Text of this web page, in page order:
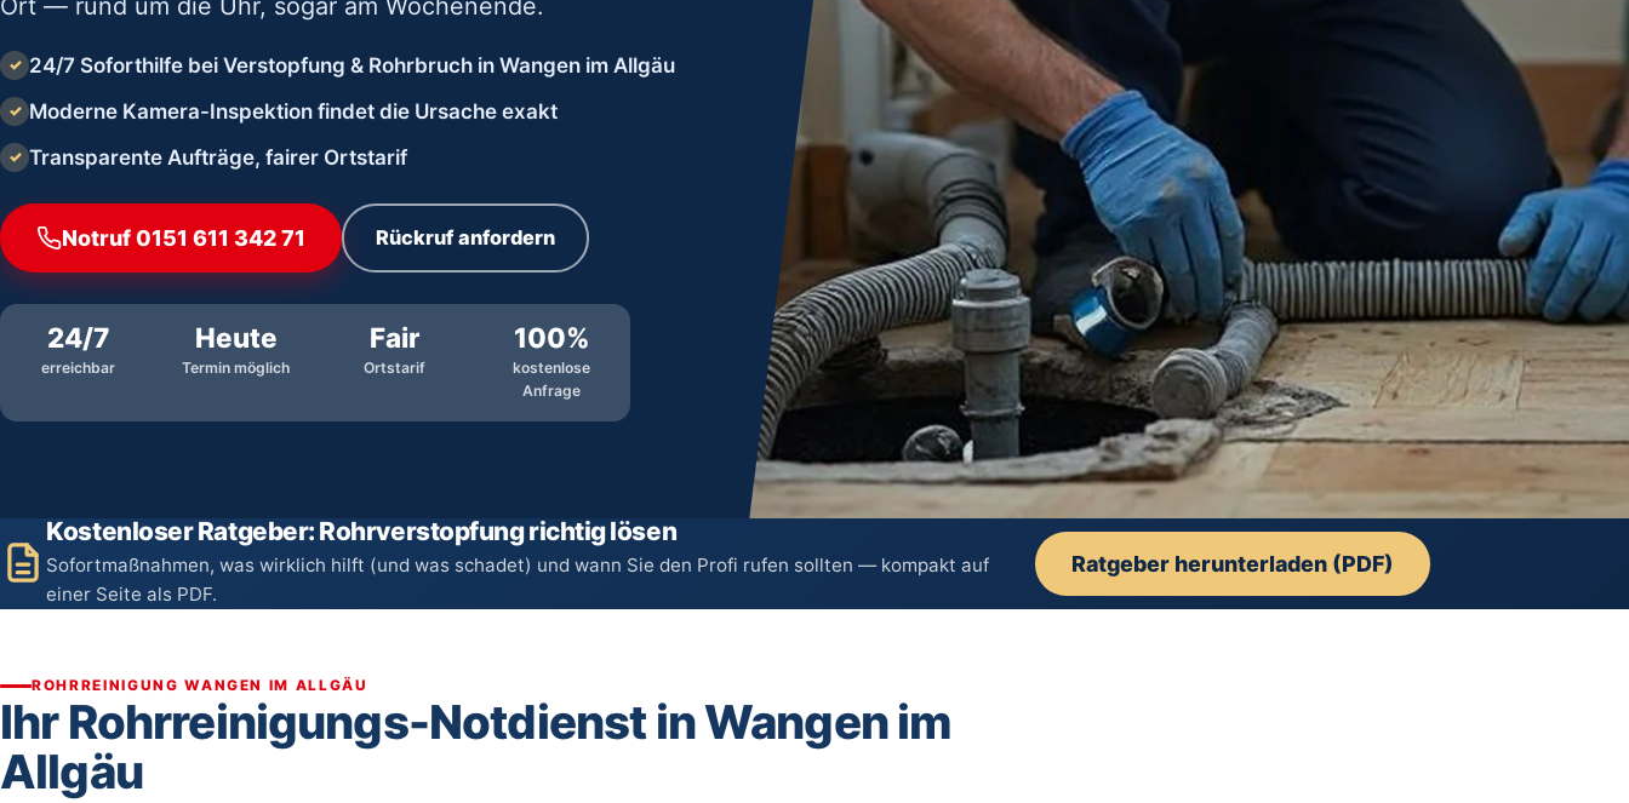
Ort — rund um die Uhr, sogar am Wochenende.
✓ 24/7 Soforthilfe bei Verstopfung & Rohrbruch in Wangen im Allgäu
✓ Moderne Kamera-Inspektion findet die Ursache exakt
✓ Transparente Aufträge, fairer Ortstarif
Notruf 0151 611 342 71 Rückruf anfordern
24/7
erreichbar
Heute
Termin möglich
Fair
Ortstarif
100%
kostenlose
Anfrage
Kostenloser Ratgeber: Rohrverstopfung richtig lösen
Sofortmaßnahmen, was wirklich hilft (und was schadet) und wann Sie den Profi rufen sollten — kompakt auf
einer Seite als PDF.
Ratgeber herunterladen (PDF)
ROHRREINIGUNG WANGEN IM ALLGÄU
Ihr Rohrreinigungs-Notdienst in Wangen im
Allgäu